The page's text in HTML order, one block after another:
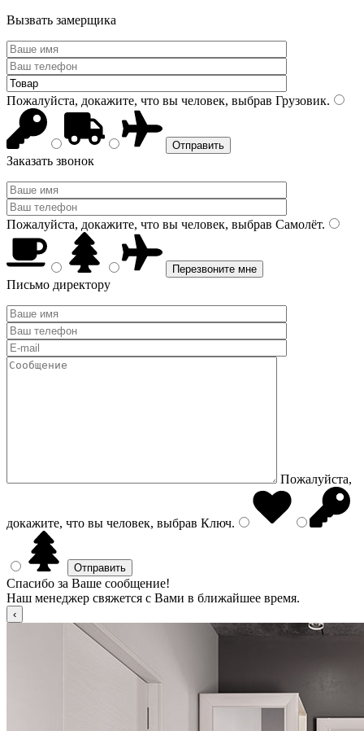
Вызвать замерщика
Пожалуйста, докажите, что вы человек, выбрав Грузовик.
Заказать звонок
Пожалуйста, докажите, что вы человек, выбрав Самолёт.
Письмо директору
Пожалуйста,
докажите, что вы человек, выбрав Ключ.
Спасибо за Ваше сообщение!
Наш менеджер свяжется с Вами в ближайшее время.